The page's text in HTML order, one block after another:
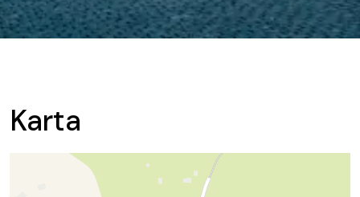
Karta